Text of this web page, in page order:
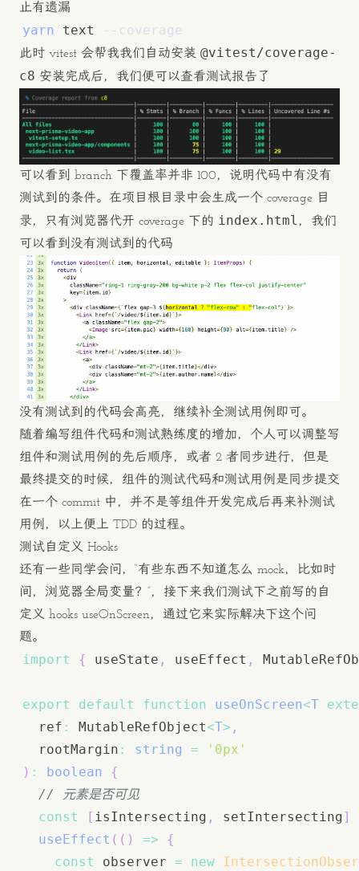
止有遗漏
yarn text --coverage
此时 vitest 会帮我我们自动安装 @vitest/coverage-
c8 安装完成后，我们便可以查看测试报告了
可以看到 branch 下覆盖率并非 100，说明代码中有没有
测试到的条件。在项目根目录中会生成一个 coverage 目
录，只有浏览器代开 coverage 下的 index.html ，我们
可以看到没有测试到的代码
没有测试到的代码会高亮，继续补全测试用例即可。
随着编写组件代码和测试熟练度的增加，个人可以调整写
组件和测试用例的先后顺序，或者 2 者同步进行，但是
最终提交的时候，组件的测试代码和测试用例是同步提交
在一个 commit 中，并不是等组件开发完成后再来补测试
用例，以上便上 TDD 的过程。
测试自定义 Hooks
还有一些同学会问，“有些东西不知道怎么 mock，比如时
间，浏览器全局变量？”，接下来我们测试下之前写的自
定义 hooks useOnScreen，通过它来实际解决下这个问
题。
import { useState , useEffect ,
export default function useOnScreen<T
  ref
: MutableRefObject<T> ,
  rootMargin
: string =
'0px'
) : boolean
{
// 元素是否可见
const
[ isIntersecting , setIntersecting]
useEffect ( ( ) =>
{
const
observer = new